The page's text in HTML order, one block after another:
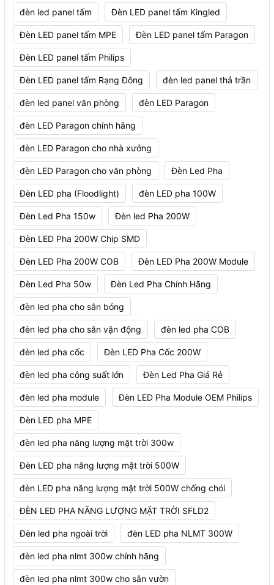
đèn led panel tấm Đèn LED panel tấm Kingled
Đèn LED panel tấm MPE Đèn LED panel tấm Paragon
Đèn LED panel tấm Philips
Đèn LED panel tấm Rạng Đông đèn led panel thả trần
đèn led panel văn phòng đèn LED Paragon
đèn LED Paragon chính hãng
đèn LED Paragon cho nhà xưởng
đèn LED Paragon cho văn phòng Đèn Led Pha
Đèn LED pha (Floodlight) đèn LED pha 100W
Đèn Led Pha 150w Đèn led Pha 200W
Đèn LED Pha 200W Chip SMD
Đèn LED Pha 200W COB Đèn LED Pha 200W Module
Đèn Led Pha 50w Đèn Led Pha Chính Hãng
đèn led pha cho sân bóng
đèn led pha cho sân vận động đèn led pha COB
đèn led pha cốc Đèn LED Pha Cốc 200W
đèn led pha công suất lớn Đèn Led Pha Giá Rẻ
đèn led pha module Đèn LED Pha Module OEM Philips
Đèn LED pha MPE
đèn led pha năng lượng mặt trời 300w
Đèn LED pha năng lượng mặt trời 500W
đèn LED pha năng lượng mặt trời 500W chống chói
ĐÈN LED PHA NĂNG LƯỢNG MẶT TRỜI SFLD2
Đèn led pha ngoài trời đèn LED pha NLMT 300W
đèn led pha nlmt 300w chính hãng
đèn led pha nlmt 300w cho sân vườn